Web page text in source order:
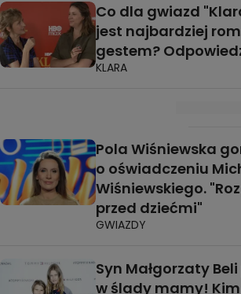
Co dla gwiazd
jest najbardziej
gestem?
KLARA
Pola Wiśniewska
o oświadczeniu
Wiśniewskiego.
przed dziećmi"
GWIAZDY
Syn Małgorzaty Beli
w ślady mamy!